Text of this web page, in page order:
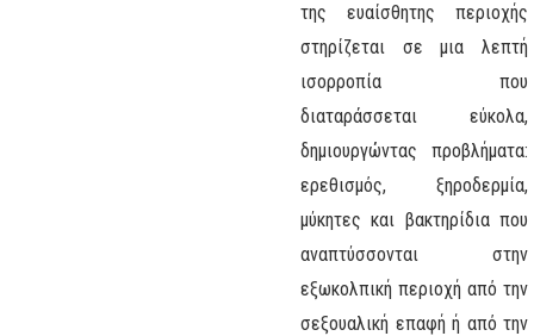
της ευαίσθητης περιοχής
στηρίζεται σε μια λεπτή
ισορροπία που
διαταράσσεται εύκολα,
δημιουργώντας προβλήματα:
ερεθισμός, ξηροδερμία,
μύκητες και βακτηρίδια που
αναπτύσσονται στην
εξωκολπική περιοχή από την
σεξουαλική επαφή ή από την